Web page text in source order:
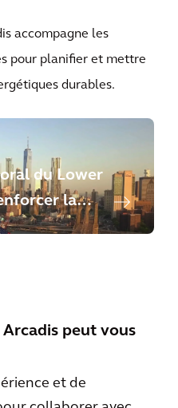
accompagne les
pour planifier et mettre
durables.
du Lower
la
peut vous
et de